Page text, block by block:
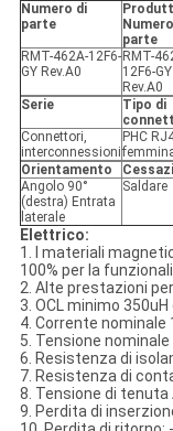
Numero di
parte
parte
RMT-462A-12F6-
GY Rev.A0
RMT-
12F6-GY
Rev.A0
Serie
Tipo di
Connettori,
interconnessioni
PHC
Orientamento
Angolo 90°
(destra) Entrata
laterale
Saldare
Elettrico:
1. I materiali
100% per la
2. Alte prestazioni
3. OCL minimo
4. Corrente nominale
5. Tensione nominale
6. Resistenza di
7. Resistenza di
8. Tensione di tenuta
9. Perdita di